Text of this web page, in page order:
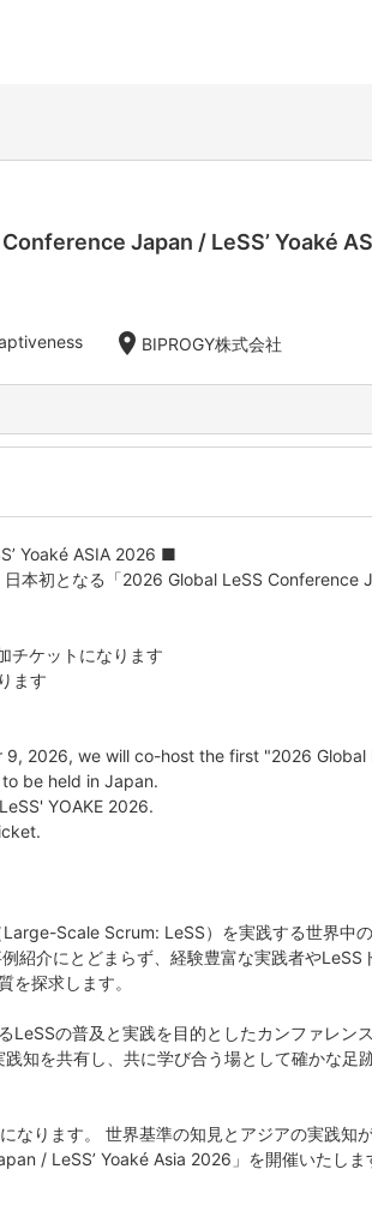
Japan / LeSS’ Yoaké
location_on BIPROGY株式会社
Yoaké ASIA 2026 ■
本初となる「2026 Global LeSS Conference
チケットになります
ます
2026, we will co-host the first "2026 Global
be held in Japan.
YOAKE 2026.
Scale Scrum: LeSS）を実践する世界中
紹介にとどまらず、経験豊富な実践者やLeSS
を探求します。
LeSSの普及と実践を目的としたカンファレン
知を共有し、共に学び合う場として確かな足
なります。 世界基準の知見とアジアの実践知
/ LeSS’ Yoaké Asia 2026」を開催いたしま